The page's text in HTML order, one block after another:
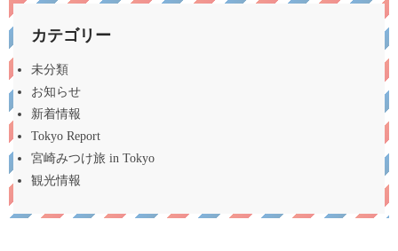
カテゴリー
未分類
お知らせ
新着情報
Tokyo Report
宮崎みつけ旅 in Tokyo
観光情報